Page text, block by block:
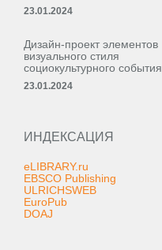
23.01.2024
Дизайн-проект элементов
визуального стиля
социокультурного события
23.01.2024
ИНДЕКСАЦИЯ
eLIBRARY.ru
EBSCO Publishing
ULRICHSWEB
EuroPub
DOAJ